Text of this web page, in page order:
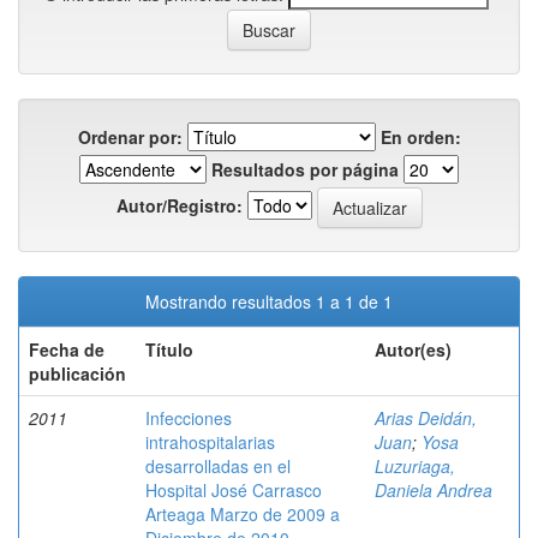
Ordenar por:
En orden:
Resultados por página
Autor/Registro:
Mostrando resultados 1 a 1 de 1
Fecha de
publicación
Título Autor(es)
2011
Infecciones
intrahospitalarias
desarrolladas en el
Hospital José Carrasco
Arteaga Marzo de 2009 a
Arias Deidán,
Juan; Yosa
Luzuriaga,
Daniela Andrea